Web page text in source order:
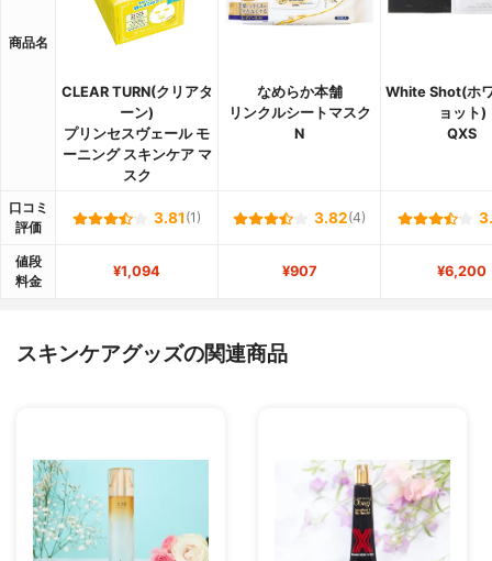
商品名
CLEAR TURN(クリアタ
ーン)
プリンセスヴェール モ
ーニング スキンケア マ
スク
なめらか本舗
リンクルシートマスク
N
White Shot(ホ
ョット)
QXS
口コミ
評価
3.81 (1) 3.82(4)
値段
料金
¥1,094 ¥907 ¥6,200
スキンケアグッズの関連商品